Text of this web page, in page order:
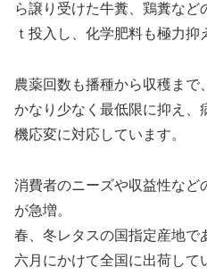
ら譲り受けた牛糞、鶏糞など
ｔ投入し、化学肥料も極力抑
農薬回数も播種から収穫ま
かなり少なく最低限に抑え、
機応変に対応しています。
消費者のニーズや収益性など
が急増。
春、冬レタスの国指定産地で
六月にかけて全国に出荷して